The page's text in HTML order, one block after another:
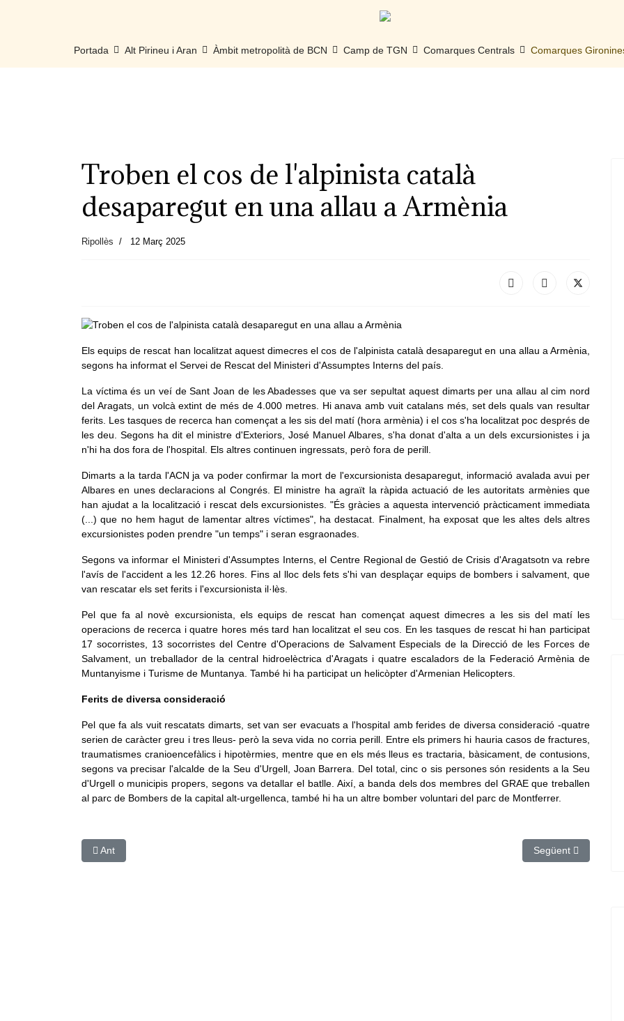
Portada Alt Pirineu i Aran Àmbit metropolità de BCN Camp de TGN Comarques Centrals Comarques
Troben el cos de l'alpinista català
desaparegut en una allau a Armènia
Ripollès 12 Març 2025
Els equips de rescat han localitzat aquest dimecres el cos de l'alpinista català desaparegut en una allau a Armènia,
segons ha informat el Servei de Rescat del Ministeri d'Assumptes Interns del país.
La víctima és un veí de Sant Joan de les Abadesses que va ser sepultat aquest dimarts per una allau al cim nord
del Aragats, un volcà extint de més de 4.000 metres. Hi anava amb vuit catalans més, set dels quals van resultar
ferits. Les tasques de recerca han començat a les sis del matí (hora armènia) i el cos s'ha localitzat poc després de
les deu. Segons ha dit el ministre d'Exteriors, José Manuel Albares, s'ha donat d'alta a un dels excursionistes i ja
n'hi ha dos fora de l'hospital. Els altres continuen ingressats, però fora de perill.
Dimarts a la tarda l'ACN ja va poder confirmar la mort de l'excursionista desaparegut, informació avalada avui per
Albares en unes declaracions al Congrés. El ministre ha agraït la ràpida actuació de les autoritats armènies que
han ajudat a la localització i rescat dels excursionistes. "És gràcies a aquesta intervenció pràcticament immediata
(...) que no hem hagut de lamentar altres víctimes", ha destacat. Finalment, ha exposat que les altes dels altres
excursionistes poden prendre "un temps" i seran esgraonades.
Segons va informar el Ministeri d'Assumptes Interns, el Centre Regional de Gestió de Crisis d'Aragatsotn va rebre
l'avís de l'accident a les 12.26 hores. Fins al lloc dels fets s'hi van desplaçar equips de bombers i salvament, que
van rescatar els set ferits i l'excursionista il·lès.
Pel que fa al novè excursionista, els equips de rescat han començat aquest dimecres a les sis del matí les
operacions de recerca i quatre hores més tard han localitzat el seu cos. En les tasques de rescat hi han participat
17 socorristes, 13 socorristes del Centre d'Operacions de Salvament Especials de la Direcció de les Forces de
Salvament, un treballador de la central hidroelèctrica d'Aragats i quatre escaladors de la Federació Armènia de
Muntanyisme i Turisme de Muntanya. També hi ha participat un helicòpter d'Armenian Helicopters.
Ferits de diversa consideració
Pel que fa als vuit rescatats dimarts, set van ser evacuats a l'hospital amb ferides de diversa consideració -quatre
serien de caràcter greu i tres lleus- però la seva vida no corria perill. Entre els primers hi hauria casos de fractures,
traumatismes cranioencefàlics i hipotèrmies, mentre que en els més lleus es tractaria, bàsicament, de contusions,
segons va precisar l'alcalde de la Seu d'Urgell, Joan Barrera. Del total, cinc o sis persones són residents a la Seu
d'Urgell o municipis propers, segons va detallar el batlle. Així, a banda dels dos membres del GRAE que treballen
al parc de Bombers de la capital alt-urgellenca, també hi ha un altre bomber voluntari del parc de Montferrer.
Article anterior: Evacuen 70 passatgers del cremallera de la Vall de Núria en quedar atrapats en un túnel
Ant Article següent: El
Següent